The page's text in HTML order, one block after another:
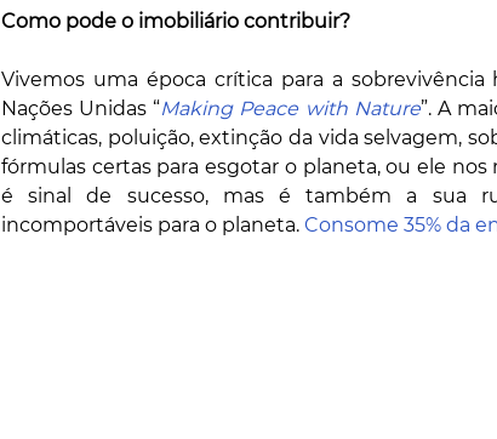
Como pode o imobiliário contribuir?
Vivemos uma época crítica para a
Nações Unidas “Making Peace with Nature”. A
climáticas, poluição, extinção da vida selvagem,
fórmulas certas para esgotar o planeta, ou ele
é sinal de sucesso, mas é também a sua
incomportáveis para o planeta. Consome 35% da